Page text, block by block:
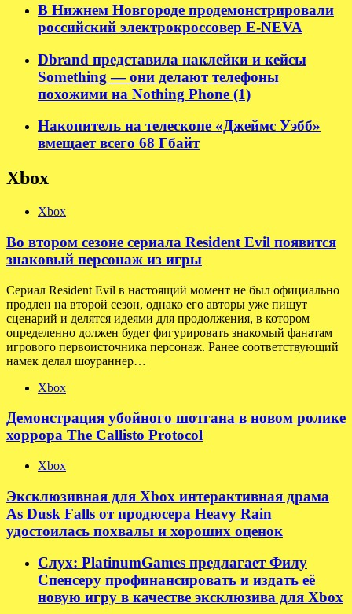
В Нижнем Новгороде продемонстрировали
российский электрокроссовер E-NEVA
Dbrand представила наклейки и кейсы
Something — они делают телефоны
похожими на Nothing Phone (1)
Накопитель на телескопе «Джеймс Уэбб»
вмещает всего 68 Гбайт
Xbox
Xbox
Во втором сезоне сериала Resident Evil появится
знаковый персонаж из игры
Сериал Resident Evil в настоящий момент не был официально
продлен на второй сезон, однако его авторы уже пишут
сценарий и делятся идеями для продолжения, в котором
определенно должен будет фигурировать знакомый фанатам
игрового первоисточника персонаж. Ранее соответствующий
намек делал шоураннер…
Xbox
Демонстрация убойного шотгана в новом ролике
хоррора The Callisto Protocol
Xbox
Эксклюзивная для Xbox интерактивная драма
As Dusk Falls от продюсера Heavy Rain
удостоилась похвалы и хороших оценок
Слух: PlatinumGames предлагает Филу
Спенсеру профинансировать и издать её
новую игру в качестве эксклюзива для Xbox